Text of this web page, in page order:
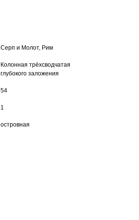
Серп и Молот, Рим
Колонная трёхсводчатая
глубокого заложения
54
1
островная